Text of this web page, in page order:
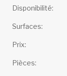
Disponibilité:
Surfaces:
Prix:
Pièces: